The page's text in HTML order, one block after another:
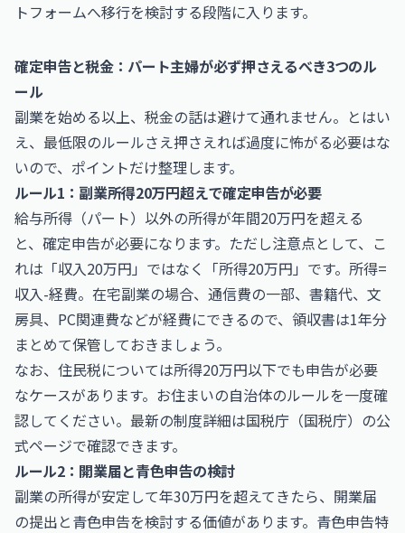
トフォームへ移行を検討する段階に入ります。
確定申告と税金：パート主婦が必ず押さえるべき3つのル
ール
副業を始める以上、税金の話は避けて通れません。とはい
え、最低限のルールさえ押さえれば過度に怖がる必要はな
いので、ポイントだけ整理します。
ルール1：副業所得20万円超えで確定申告が必要
給与所得（パート）以外の所得が年間20万円を超える
と、確定申告が必要になります。ただし注意点として、こ
れは「収入20万円」ではなく「所得20万円」です。所得=
収入-経費。在宅副業の場合、通信費の一部、書籍代、文
房具、PC関連費などが経費にできるので、領収書は1年分
まとめて保管しておきましょう。
なお、住民税については所得20万円以下でも申告が必要
なケースがあります。お住まいの自治体のルールを一度確
認してください。最新の制度詳細は国税庁（国税庁）の公
式ページで確認できます。
ルール2：開業届と青色申告の検討
副業の所得が安定して年30万円を超えてきたら、開業届
の提出と青色申告を検討する価値があります。青色申告特